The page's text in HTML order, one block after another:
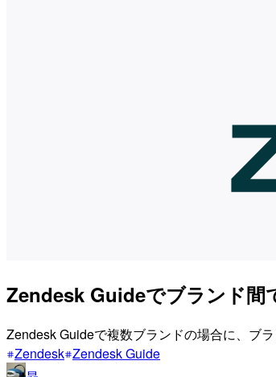
Zendesk Guideでブランド間
Zendesk Guideで複数ブランドの場合に、ブ
Zendesk Zendesk Guide